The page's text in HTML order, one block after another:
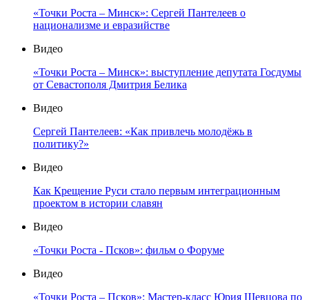
«Точки Роста – Минск»: Сергей Пантелеев о
национализме и евразийстве
Видео
«Точки Роста – Минск»: выступление депутата Госдумы
от Севастополя Дмитрия Белика
Видео
Сергей Пантелеев: «Как привлечь молодёжь в
политику?»
Видео
Как Крещение Руси стало первым интеграционным
проектом в истории славян
Видео
«Точки Роста - Псков»: фильм о Форуме
Видео
«Точки Роста – Псков»: Мастер-класс Юрия Шевцова по